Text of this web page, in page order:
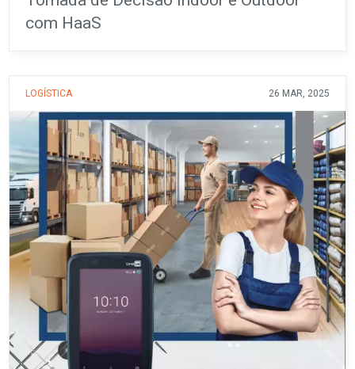
com HaaS
LOGÍSTICA 26 MAR, 2025